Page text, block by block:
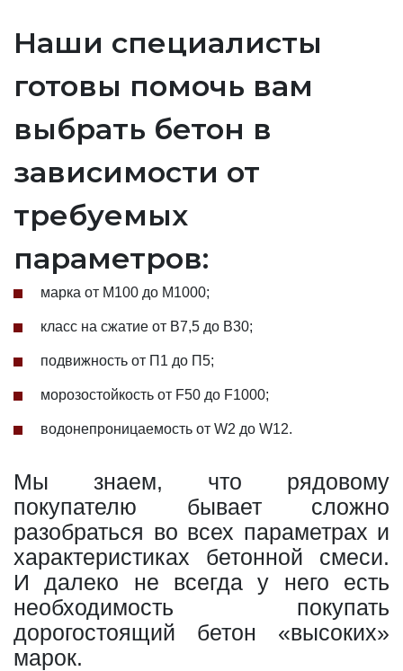
Наши специалисты
готовы помочь вам
выбрать бетон в
зависимости от
требуемых
параметров:
марка от М100 до М1000;
класс на сжатие от В7,5 до В30;
подвижность от П1 до П5;
морозостойкость от F50 до F1000;
водонепроницаемость от W2 до W12.
Мы знаем, что рядовому
покупателю бывает сложно
разобраться во всех параметрах и
характеристиках бетонной смеси.
И далеко не всегда у него есть
необходимость покупать
дорогостоящий бетон «высоких»
марок.